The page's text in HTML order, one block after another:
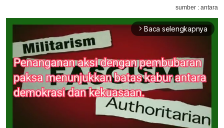
sumber : antara
arrow_forward_ios Baca selengkapnya